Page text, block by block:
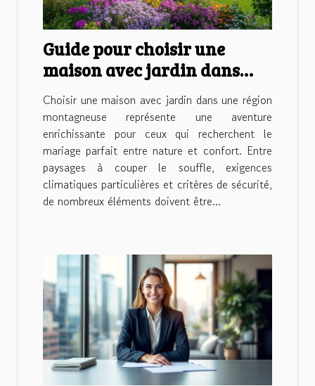
Guide pour choisir une
maison avec jardin dans
une région montagneuse
Choisir une maison avec jardin dans une région
montagneuse représente une aventure
enrichissante pour ceux qui recherchent le
mariage parfait entre nature et confort. Entre
paysages à couper le souffle, exigences
climatiques particulières et critères de sécurité,
de nombreux éléments doivent être...